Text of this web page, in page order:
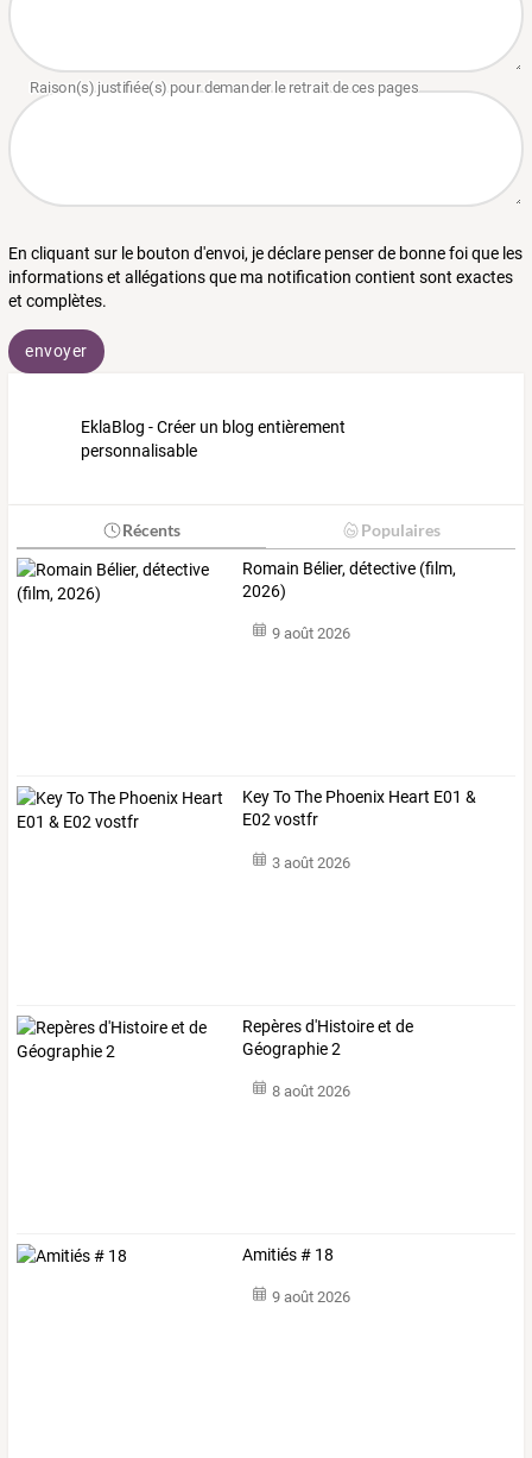
En cliquant sur le bouton d'envoi, je déclare penser de bonne foi que les
informations et allégations que ma notification contient sont exactes
et complètes.
envoyer
EklaBlog - Créer un blog entièrement
personnalisable
Récents Populaires
Romain Bélier, détective (film,
2026)
9 août 2026
Key To The Phoenix Heart E01 &
E02 vostfr
3 août 2026
Repères d'Histoire et de
Géographie 2
8 août 2026
Amitiés # 18
9 août 2026